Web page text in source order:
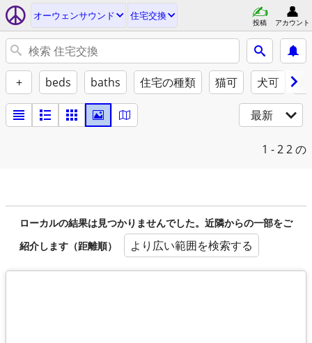
オーウェンサウンド 住宅交換
投稿 アカウント
+ beds baths 住宅の種類 猫可 犬可
最新
1 - 22 の
ローカルの結果は見つかりませんでした。近隣からの一部をご
紹介します（距離順）
より広い範囲を検索する